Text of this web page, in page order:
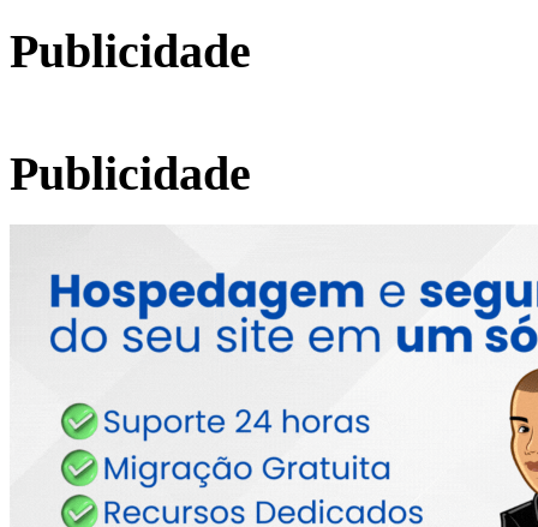
Publicidade
Publicidade